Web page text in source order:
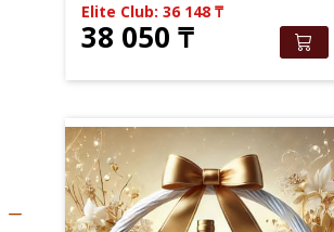
Elite Club: 36 148₸
38 050₸